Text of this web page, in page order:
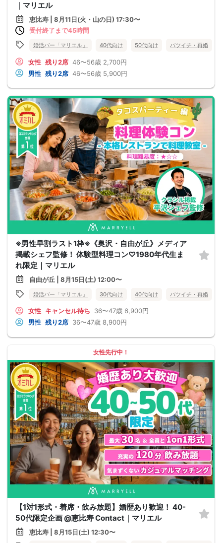
｜マリエル
恵比寿 | 8月11日(火・山の日) 17:30〜
受付終了まで45時間
婚活バー「マリエル」 40代向け 50代向け バツイチ・再婚
女性 残り2席 46〜56歳 2,700円
男性 残り2席 46〜56歳 5,900円
※男性早割ラスト1枠※《奥沢・自由が丘》メディア
掲載シェフ監修！ 体験型料理コン♡1980年代生ま
れ限定｜マリエル
自由が丘 | 8月15日(土) 12:00〜
婚活バー「マリエル」 30代向け 40代向け バツイチ・再婚
女性 キャンセル待ち 36〜47歳 6,900円
男性 残り2席 36〜47歳 8,900円
女性先行中！
【1対1形式・着席・飲み放題】婚歴あり歓迎！ 40-
50代限定企画 @恵比寿 Contact｜マリエル
恵比寿 | 8月15日(土) 12:30〜